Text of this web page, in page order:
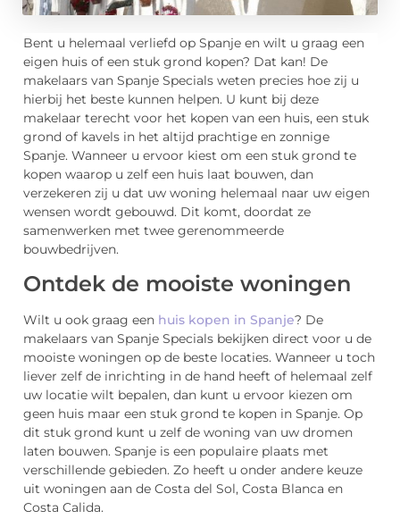
Bent u helemaal verliefd op Spanje en wilt u graag een
eigen huis of een stuk grond kopen? Dat kan! De
makelaars van Spanje Specials weten precies hoe zij u
hierbij het beste kunnen helpen. U kunt bij deze
makelaar terecht voor het kopen van een huis, een stuk
grond of kavels in het altijd prachtige en zonnige
Spanje. Wanneer u ervoor kiest om een stuk grond te
kopen waarop u zelf een huis laat bouwen, dan
verzekeren zij u dat uw woning helemaal naar uw eigen
wensen wordt gebouwd. Dit komt, doordat ze
samenwerken met twee gerenommeerde
bouwbedrijven.
Ontdek de mooiste woningen
Wilt u ook graag een huis kopen in Spanje? De
makelaars van Spanje Specials bekijken direct voor u de
mooiste woningen op de beste locaties. Wanneer u toch
liever zelf de inrichting in de hand heeft of helemaal zelf
uw locatie wilt bepalen, dan kunt u ervoor kiezen om
geen huis maar een stuk grond te kopen in Spanje. Op
dit stuk grond kunt u zelf de woning van uw dromen
laten bouwen. Spanje is een populaire plaats met
verschillende gebieden. Zo heeft u onder andere keuze
uit woningen aan de Costa del Sol, Costa Blanca en
Costa Calida.